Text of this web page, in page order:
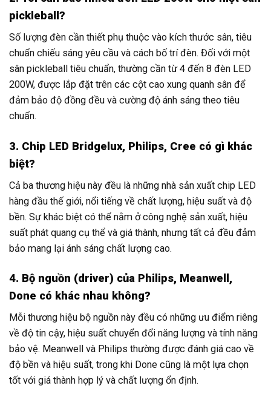
pickleball?
Số lượng đèn cần thiết phụ thuộc vào kích thước sân, tiêu
chuẩn chiếu sáng yêu cầu và cách bố trí đèn. Đối với một
sân pickleball tiêu chuẩn, thường cần từ 4 đến 8 đèn LED
200W, được lắp đặt trên các cột cao xung quanh sân để
đảm bảo độ đồng đều và cường độ ánh sáng theo tiêu
chuẩn.
3. Chip LED Bridgelux, Philips, Cree có gì khác
biệt?
Cả ba thương hiệu này đều là những nhà sản xuất chip LED
hàng đầu thế giới, nổi tiếng về chất lượng, hiệu suất và độ
bền. Sự khác biệt có thể nằm ở công nghệ sản xuất, hiệu
suất phát quang cụ thể và giá thành, nhưng tất cả đều đảm
bảo mang lại ánh sáng chất lượng cao.
4. Bộ nguồn (driver) của Philips, Meanwell,
Done có khác nhau không?
Mỗi thương hiệu bộ nguồn này đều có những ưu điểm riêng
về độ tin cậy, hiệu suất chuyển đổi năng lượng và tính năng
bảo vệ. Meanwell và Philips thường được đánh giá cao về
độ bền và hiệu suất, trong khi Done cũng là một lựa chọn
tốt với giá thành hợp lý và chất lượng ổn định.